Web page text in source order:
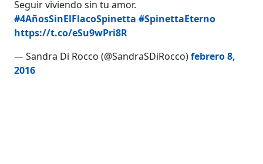
Seguir viviendo sin tu amor.
#4AñosSinElFlacoSpinetta #SpinettaEterno
https://t.co/eSu9wPri8R
— Sandra Di Rocco (@SandraSDiRocco)febrero 8,
2016